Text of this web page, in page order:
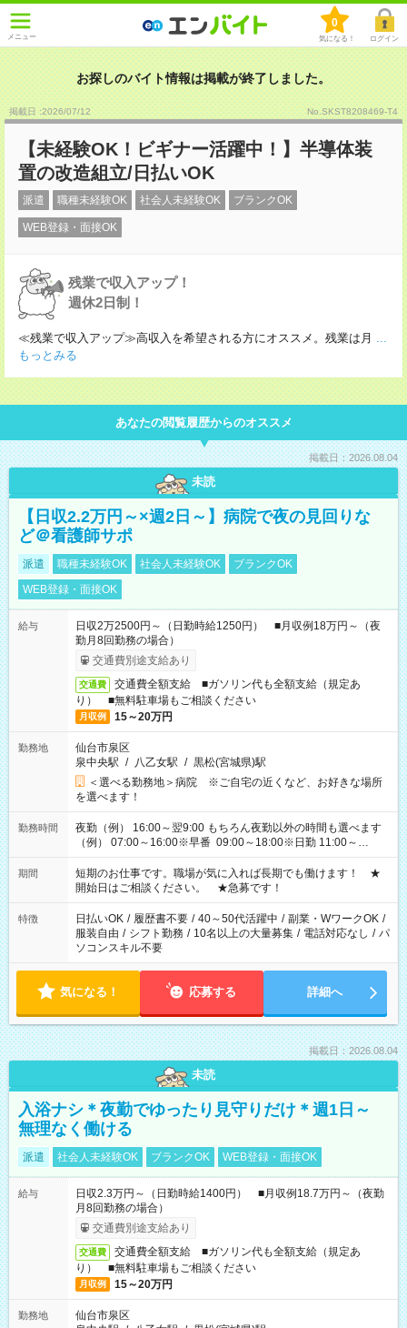
メニュー
0
気になる！ ログイン
お探しのバイト情報は掲載が終了しました。
掲載日 :2026/07/12 No.SKST8208469-T4
【未経験OK！ビギナー活躍中！】半導体装
置の改造組立/日払いOK
派遣 職種未経験OK 社会人未経験OK ブランクOK
WEB登録・面接OK
残業で収入アップ！
週休2日制！
≪残業で収入アップ≫高収入を希望される方にオススメ。残業は月 ...
もっとみる
あなたの閲覧履歴からのオススメ
掲載日：2026.08.04
未読
【日収2.2万円～×週2日～】病院で夜の見回りな
ど＠看護師サポ
派遣 職種未経験OK 社会人未経験OK
ブランクOK
WEB登録・面接OK
給与
日収2万2500円～（日勤時給1250円） ■月収例18万円～（夜
勤月8回勤務の場合）
交通費別途支給あり
交通費
交通費全額支給 ■ガソリン代も全額支給（規定あ
り） ■無料駐車場もご相談ください
月収例 15～20万円
勤務地
仙台市泉区
泉中央駅 / 八乙女駅 / 黒松(宮城県)駅
＜選べる勤務地＞病院 ※ご自宅の近くなど、お好きな場所
を選べます！
勤務時間
夜勤（例） 16:00～翌9:00 もちろん夜勤以外の時間も選べます
（例） 07:00～16:00※早番 09:00～18:00※日勤 11:00～
20:00※遅番 ※時間は、固定・選べる施設もあるので、ご希望が
あれば調整できます！ ※シフト制。勤務地により実働時間が異
なります。★家庭の都合でお休みが必要な場合も遠慮なくご相
談ください。
期間
短期のお仕事です。職場が気に入れば長期でも働けます！ ★
開始日はご相談ください。 ★急募です！
特徴 日払いOK / 履歴書不要 / 40～50代活躍中 / 副業・WワークOK /
服装自由 / シフト勤務 / 10名以上の大量募集 / 電話対応なし / パ
ソコンスキル不要
気になる！ 応募する 詳細へ
掲載日：2026.08.04
未読
入浴ナシ＊夜勤でゆったり見守りだけ＊週1日～
無理なく働ける
派遣 社会人未経験OK ブランクOK WEB登録・面接OK
給与
日収2.3万円～（日勤時給1400円） ■月収例18.7万円～（夜勤
月8回勤務の場合）
交通費別途支給あり
交通費
交通費全額支給 ■ガソリン代も全額支給（規定あ
り） ■無料駐車場もご相談ください
月収例 15～20万円
勤務地
仙台市泉区